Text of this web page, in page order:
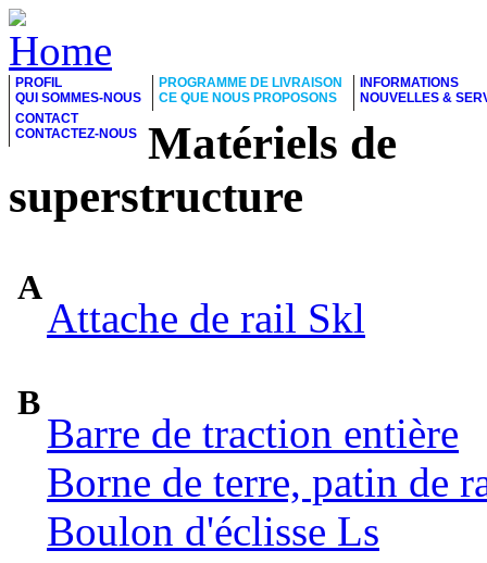
PROFIL
QUI SOMMES-NOUS
PROGRAMME DE LIVRAISON
CE QUE NOUS PROPOSONS
INFORMATIONS
NOUVELLES &
CONTACT
CONTACTEZ-NOUS
Matériels de
superstructure
A
Attache de rail Skl
B
Barre de traction entière
Borne de terre, patin de
Boulon d'éclisse Ls